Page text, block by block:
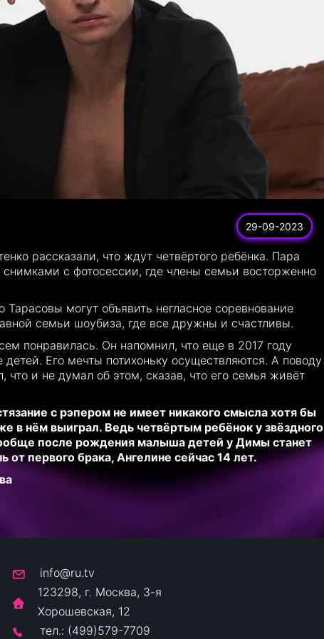
29-09-2023
рассказали, что ждут четвёртого ребёнка. Пара
с фотосессии, где члены семьи восторженно
могут объявить негласное соревнование
семьи шоубиза, где все дружны и счастливы.
понравилась. Он напомнил, что еще в 2017 году
Его мечты потихоньку осуществляются. А поводу
и не думал об этом, сказав, что его семья живёт
с рэпером не имеет никакого смысла хотя бы
в нём выиграл. Ведь четвёртым ребёнок у звёздного
после рождения малыша детей у Димы станет
первого брака, Ангелине сейчас 14 лет.
info@ru.tv
123298, г. Москва, 3-я
Хорошевская, 12
тел.: (499)579-7709